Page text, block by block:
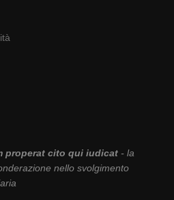
properat cito qui iudicat- la
nello svolgimento